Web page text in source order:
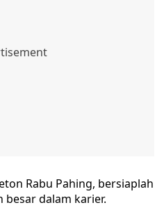
Rabu Pahing, bersiaplah
dalam karier.